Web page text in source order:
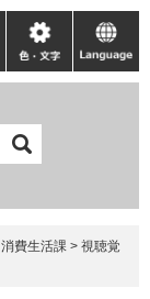
色・
文
language
消費生活課 > 視聴覚